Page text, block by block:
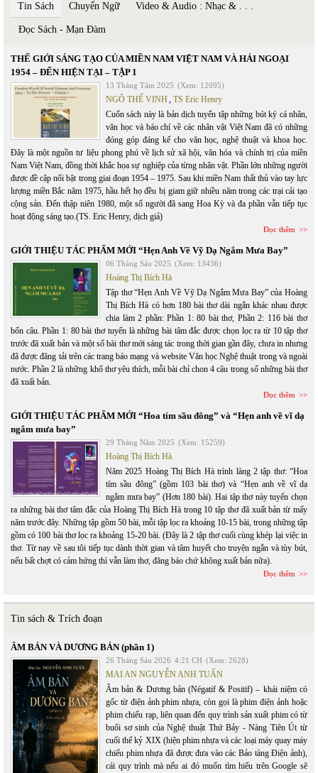
Tin Sách Chuyển Ngữ Video & Audio : Nhạc & . . .
Đọc Sách - Mạn Đàm
THẾ GIỚI SÁNG TẠO CỦA MIỀN NAM VIỆT NAM VÀ HẢI NGOẠI
1954 – ĐẾN HIỆN TẠI – TẬP 1
13 Tháng Tám 2025 (Xem: 12095)
NGÔ THẾ VINH, TS Eric Henry
Cuốn sách này là bản dịch tuyển tập những bút ký cá nhân,
văn học và báo chí về các nhân vật Việt Nam đã có những
đóng góp đáng kể cho văn học, nghệ thuật và khoa học.
Đây là một nguồn tư liệu phong phú về lịch sử xã hội, văn hóa và chính trị của miền
Nam Việt Nam, đồng thời khắc họa sự nghiệp của từng nhân vật. Phần lớn những người
được đề cập nổi bật trong giai đoạn 1954 – 1975. Sau khi miền Nam thất thủ vào tay lực
lượng miền Bắc năm 1975, hầu hết họ đều bị giam giữ nhiều năm trong các trại cải tạo
cộng sản. Đến thập niên 1980, một số người đã sang Hoa Kỳ và đa phần vẫn tiếp tục
hoạt động sáng tạo.(TS. Eric Henry, dịch giả)
Đọc thêm
GIỚI THIỆU TÁC PHẨM MỚI “Hẹn Anh Về Vỹ Dạ Ngắm Mưa Bay”
06 Tháng Sáu 2025 (Xem: 13436)
Hoàng Thị Bích Hà
Tập thơ “Hẹn Anh Về Vỹ Dạ Ngắm Mưa Bay” của Hoàng
Thị Bích Hà có hơn 180 bài thơ dài ngắn khác nhau được
chia làm 2 phần: Phần 1: 80 bài thơ, Phần 2: 116 bài thơ
bốn câu. Phần 1: 80 bài thơ tuyển là những bài tâm đắc được chọn lọc ra từ 10 tập thơ
trước đã xuất bản và một số bài thơ mới sáng tác trong thời gian gần đây, chưa in nhưng
đã được đăng tải trên các trang báo mạng và website Văn học Nghệ thuật trong và ngoài
nước. Phần 2 là những khổ thơ yêu thích, mỗi bài chỉ chon 4 câu trong số những bài thơ
đã xuất bản.
Đọc thêm
GIỚI THIỆU TÁC PHẨM MỚI “Hoa tím sầu đông” và “Hẹn anh về vĩ dạ
ngắm mưa bay”
29 Tháng Năm 2025 (Xem: 15259)
Hoàng Thị Bích Hà
Năm 2025 Hoàng Thị Bích Hà trình làng 2 tập thơ: “Hoa
tím sầu đông” (gồm 103 bài thơ) và “Hẹn anh về vĩ dạ
ngắm mưa bay” (Hơn 180 bài). Hai tập thơ này tuyển chọn
ra những bài thơ tâm đắc của Hoàng Thị Bích Hà trong 10 tập thơ đã xuất bản từ mấy
năm trước đây. Những tập gồm 50 bài, mỗi tập lọc ra khoảng 10-15 bài, trong những tập
gồm có 100 bài thơ lọc ra khoảng 15-20 bài. (Đây là 2 tập thơ cuối cùng khép lại việc in
thơ. Từ nay về sau tôi tiếp tục dành thời gian và tâm huyết cho truyện ngắn và tùy bút,
nếu bất chợt có cảm hứng thì vẫn làm thơ, đăng báo chứ không xuất bản nữa).
Đọc thêm
Tin sách & Trích đoạn
ÂM BẢN VÀ DƯƠNG BẢN (phần 1)
26 Tháng Sáu 2026 4:21 CH (Xem: 2628)
MAI AN NGUYỄN ANH TUẤN
Âm bản & Dương bản (Négatif & Positif) – khái niệm có
gốc từ điện ảnh phim nhựa, còn gọi là phim điện ảnh hoặc
phim chiếu rạp, liên quan đến quy trình sản xuất phim có từ
buổi sơ sinh của Nghệ thuật Thứ Bảy - Nàng Tiên Út từ
cuối thế kỷ XIX (hiện phim nhựa và các loại máy quay máy
chiếu phim nhựa đã được đưa vào các Bảo tàng Điện ảnh),
cái quy trình mà nếu ai đó muốn tìm hiểu trên Google sẽ